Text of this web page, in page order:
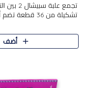
تجمع علبة
المولد الشرقية. تحتوي
بالفول، والجزرية بالبن..
أضف